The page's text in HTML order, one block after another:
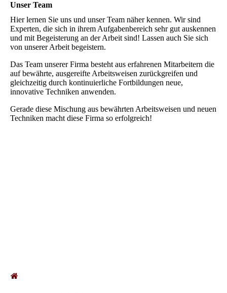
Unser Team
Hier lernen Sie uns und unser Team näher kennen. Wir sind
Experten, die sich in ihrem Aufgabenbereich sehr gut auskennen
und mit Begeisterung an der Arbeit sind! Lassen auch Sie sich
von unserer Arbeit begeistern.
Das Team unserer Firma besteht aus erfahrenen Mitarbeitern die
auf bewährte, ausgereifte Arbeitsweisen zurückgreifen und
gleichzeitig durch kontinuierliche Fortbildungen neue,
innovative Techniken anwenden.
Gerade diese Mischung aus bewährten Arbeitsweisen und neuen
Techniken macht diese Firma so erfolgreich!